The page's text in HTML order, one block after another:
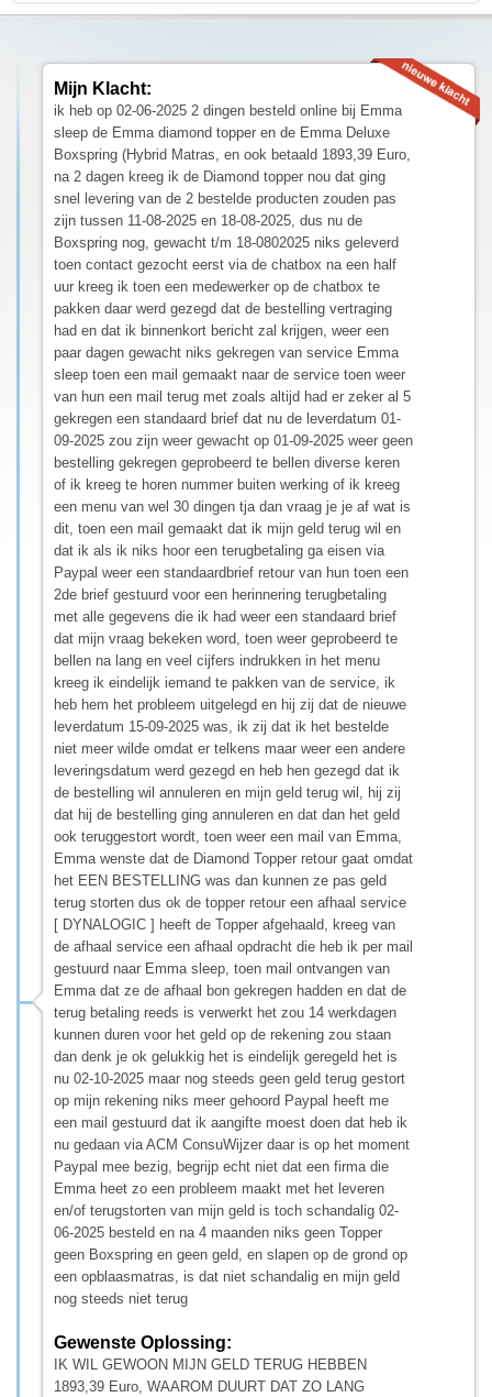
Mijn Klacht:
ik heb op 02-06-2025 2 dingen besteld online bij Emma
sleep de Emma diamond topper en de Emma Deluxe
Boxspring (Hybrid Matras, en ook betaald 1893,39 Euro,
na 2 dagen kreeg ik de Diamond topper nou dat ging
snel levering van de 2 bestelde producten zouden pas
zijn tussen 11-08-2025 en 18-08-2025, dus nu de
Boxspring nog, gewacht t/m 18-0802025 niks geleverd
toen contact gezocht eerst via de chatbox na een half
uur kreeg ik toen een medewerker op de chatbox te
pakken daar werd gezegd dat de bestelling vertraging
had en dat ik binnenkort bericht zal krijgen, weer een
paar dagen gewacht niks gekregen van service Emma
sleep toen een mail gemaakt naar de service toen weer
van hun een mail terug met zoals altijd had er zeker al 5
gekregen een standaard brief dat nu de leverdatum 01-
09-2025 zou zijn weer gewacht op 01-09-2025 weer geen
bestelling gekregen geprobeerd te bellen diverse keren
of ik kreeg te horen nummer buiten werking of ik kreeg
een menu van wel 30 dingen tja dan vraag je je af wat is
dit, toen een mail gemaakt dat ik mijn geld terug wil en
dat ik als ik niks hoor een terugbetaling ga eisen via
Paypal weer een standaardbrief retour van hun toen een
2de brief gestuurd voor een herinnering terugbetaling
met alle gegevens die ik had weer een standaard brief
dat mijn vraag bekeken word, toen weer geprobeerd te
bellen na lang en veel cijfers indrukken in het menu
kreeg ik eindelijk iemand te pakken van de service, ik
heb hem het probleem uitgelegd en hij zij dat de nieuwe
leverdatum 15-09-2025 was, ik zij dat ik het bestelde
niet meer wilde omdat er telkens maar weer een andere
leveringsdatum werd gezegd en heb hen gezegd dat ik
de bestelling wil annuleren en mijn geld terug wil, hij zij
dat hij de bestelling ging annuleren en dat dan het geld
ook teruggestort wordt, toen weer een mail van Emma,
Emma wenste dat de Diamond Topper retour gaat omdat
het EEN BESTELLING was dan kunnen ze pas geld
terug storten dus ok de topper retour een afhaal service
[ DYNALOGIC ] heeft de Topper afgehaald, kreeg van
de afhaal service een afhaal opdracht die heb ik per mail
gestuurd naar Emma sleep, toen mail ontvangen van
Emma dat ze de afhaal bon gekregen hadden en dat de
terug betaling reeds is verwerkt het zou 14 werkdagen
kunnen duren voor het geld op de rekening zou staan
dan denk je ok gelukkig het is eindelijk geregeld het is
nu 02-10-2025 maar nog steeds geen geld terug gestort
op mijn rekening niks meer gehoord Paypal heeft me
een mail gestuurd dat ik aangifte moest doen dat heb ik
nu gedaan via ACM ConsuWijzer daar is op het moment
Paypal mee bezig, begrijp echt niet dat een firma die
Emma heet zo een probleem maakt met het leveren
en/of terugstorten van mijn geld is toch schandalig 02-
06-2025 besteld en na 4 maanden niks geen Topper
geen Boxspring en geen geld, en slapen op de grond op
een opblaasmatras, is dat niet schandalig en mijn geld
nog steeds niet terug
Gewenste Oplossing:
IK WIL GEWOON MIJN GELD TERUG HEBBEN
1893,39 Euro, WAAROM DUURT DAT ZO LANG